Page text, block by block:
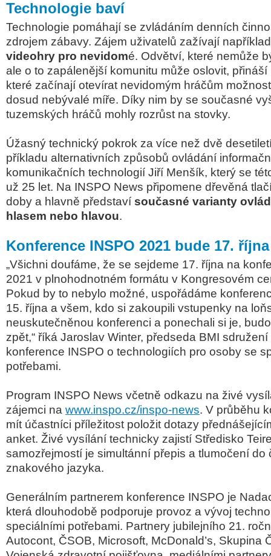
Technologie baví
Technologie pomáhají se zvládáním denních
zdrojem zábavy. Zájem uživatelů zažívají
videohry pro nevidomé. Odvětví, které nemůže
ale o to zapálenější komunitu může oslovit,
které začínají otevírat nevidomým hráčům
dosud nebývalé míře. Díky nim by se současné
tuzemských hráčů mohly rozrůst na stovky.
Úžasný technický pokrok za více než dvě
příkladu alternativních způsobů ovládání
komunikačních technologií Jiří Menšík, který se
už 25 let. Na INSPO News připomene dřevěná
doby a hlavně představí současné varianty
hlasem nebo hlavou.
Konference INSPO 2021 bude 17. října
„Všichni doufáme, že se sejdeme 17. října na
2021 v plnohodnotném formátu v Kongresovém
Pokud by to nebylo možné, uspořádáme
15. října a všem, kdo si zakoupili vstupenky na
neuskutečněnou konferenci a ponechali si je,
zpět,“ říká Jaroslav Winter, předseda BMI
konference INSPO o technologiích pro osoby se
potřebami.
Program INSPO News včetně odkazu na živé
zájemci na www.inspo.cz/inspo-news. V průběhu
mít účastníci příležitost položit dotazy
anket. Živé vysílání technicky zajistí Středisko
samozřejmostí je simultánní přepis a tlumočení do
znakového jazyka.
Generálním partnerem konference INSPO je
která dlouhodobě podporuje provoz a vývoj
speciálními potřebami. Partnery jubilejního 21.
Autocont, ČSOB, Microsoft, McDonald’s, Skupina